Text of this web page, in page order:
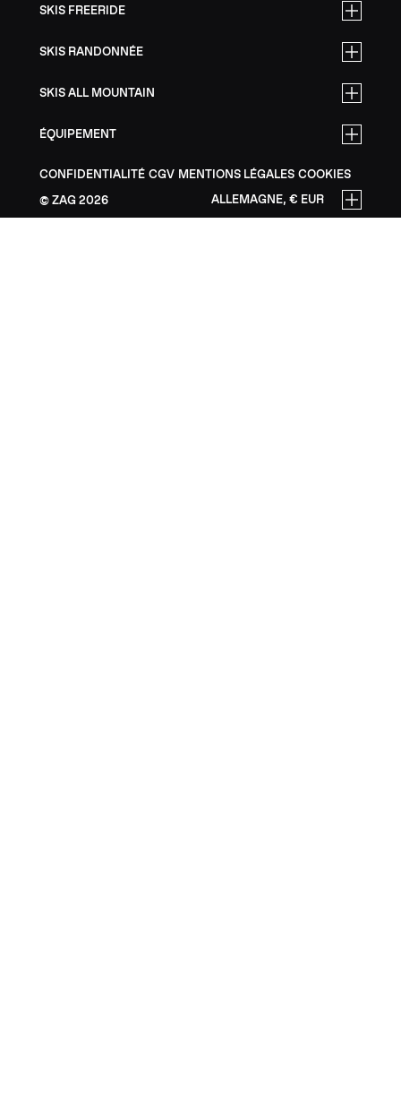
SKIS FREERIDE
SKIS RANDONNÉE
SKIS ALL MOUNTAIN
ÉQUIPEMENT
CONFIDENTIALITÉ CGV MENTIONS LÉGALES COOKIES
ZAG 2026 ALLEMAGNE, € EUR